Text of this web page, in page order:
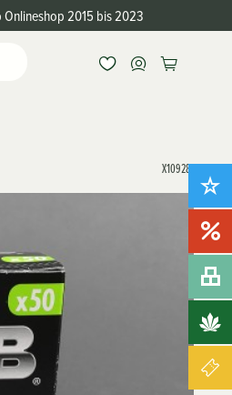
Onlineshop 2015 bis 2023
X109281
Neu!